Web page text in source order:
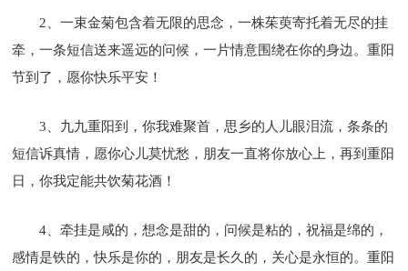
2、一束金菊包含着无限的思念，一株茱萸寄托着无尽的挂
牵，一条短信送来遥远的问候，一片情意围绕在你的身边。重阳
节到了，愿你快乐平安！
3、九九重阳到，你我难聚首，思乡的人儿眼泪流，条条的
短信诉真情，愿你心儿莫忧愁，朋友一直将你放心上，再到重阳
日，你我定能共饮菊花酒！
4、牵挂是咸的，想念是甜的，问候是粘的，祝福是绵的，
感情是铁的，快乐是你的，朋友是长久的，关心是永恒的。重阳